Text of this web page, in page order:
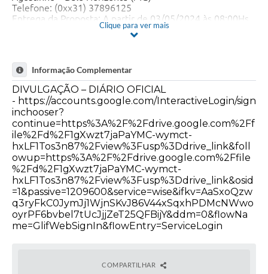
Telefone: (0xx31) 37896125
Entrega da Proposta: A partir de 03/05/2024 às 08:00Hs
Código da UASG: 929295
DATA DA ABERTURA DA SESSÃO PÚBLICA: 17/05/2023
ENDEREÇO ELETRÔNICO:
https://www.gov.br/compras/pt-br
Clique para ver mais
Informação Complementar
DIVULGAÇÃO – DIÁRIO OFICIAL
- https://accounts.google.com/InteractiveLogin/sign
inchooser?
continue=https%3A%2F%2Fdrive.google.com%2Ff
ile%2Fd%2F1gXwzt7jaPaYMC-wymct-
hxLF1Tos3n87%2Fview%3Fusp%3Ddrive_link&foll
owup=https%3A%2F%2Fdrive.google.com%2Ffile
%2Fd%2F1gXwzt7jaPaYMC-wymct-
hxLF1Tos3n87%2Fview%3Fusp%3Ddrive_link&osid
=1&passive=1209600&service=wise&ifkv=AaSxoQzw
q3ryFkC0JymJj1WjnSKvJ86V44xSqxhPDMcNWwo
oyrPF6bvbel7tUcJjjZeT25QFBijY&ddm=0&flowNa
me=GlifWebSignIn&flowEntry=ServiceLogin
COMPARTILHAR